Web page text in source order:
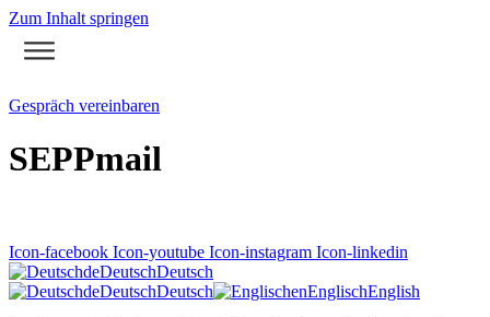
Zum Inhalt springen
Gespräch vereinbaren
SEPPmail
Icon-facebook Icon-youtube Icon-instagram Icon-linkedin
deDeutschDeutsch
deDeutschDeutsch enEnglischEnglish